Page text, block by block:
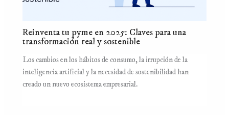
Reinventa tu pyme en 2025: Claves para una
transformación real y sostenible
Los cambios en los hábitos de consumo, la irrupción de la
inteligencia artificial y la necesidad de sostenibilidad han
creado un nuevo ecosistema empresarial.